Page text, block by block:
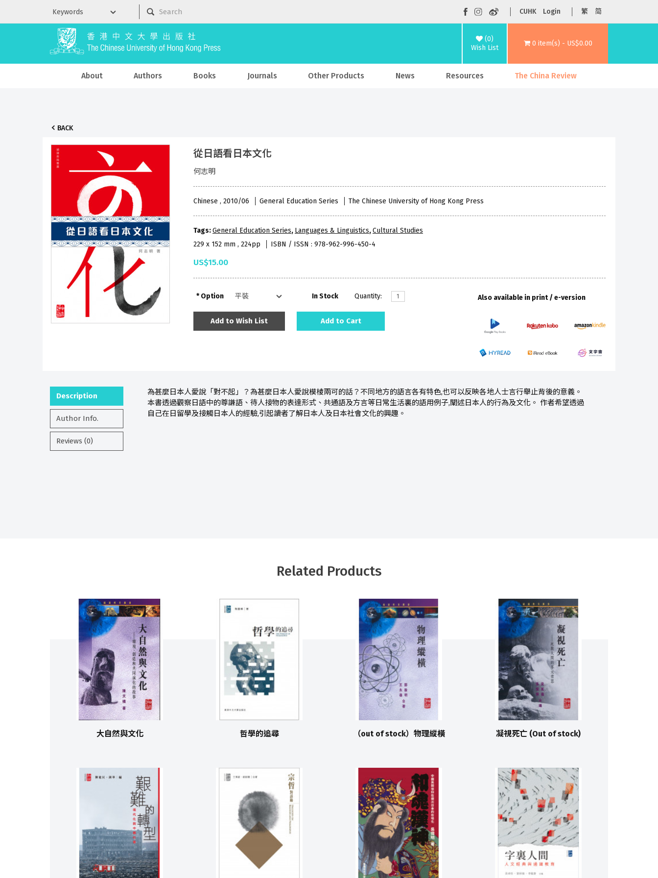
CUHK Login 繁 简
(0)
Wish List
0 item(s) - US$0.00
About Authors Books Journals Other Products News Resources The China Review
BACK
從日語看日本文化
何志明
Chinese , 2010/06 General Education Series The Chinese University of Hong Kong Press
Tags:General Education Series, Languages & Linguistics,Cultural Studies
229 x 152 mm , 224pp
ISBN / ISSN : 978-962-996-450-4
US$15.00
Option In Stock Quantity:
Add to Wish List Add to Cart
Also available in print / e-version
Description
Author Info.
Reviews (0)
為甚麼日本人愛說「對不起」？為甚麼日本人愛說模棱兩可的話？不同地方的語言各有特色,也可以反映各地人士言行舉止背後的意義。
本書透過觀察日語中的尊謙語、待人接物的表達形式、共通語及方言等日常生活裏的語用例子,闡述日本人的行為及文化。 作者希望透過
自己在日留學及接觸日本人的經驗,引起讀者了解日本人及日本社會文化的興趣。
Related Products
大自然與文化 哲學的追尋 （out of stock）物理縱橫 凝視死亡 (Out of stock)